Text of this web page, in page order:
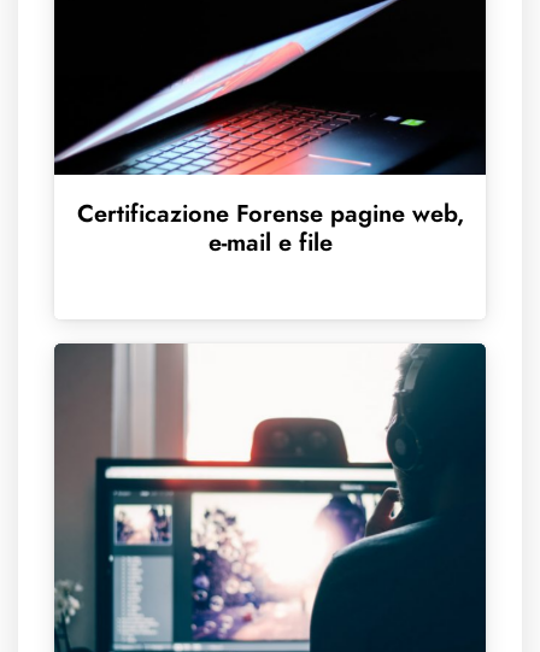
Certificazione Forense pagine web,
e-mail e file